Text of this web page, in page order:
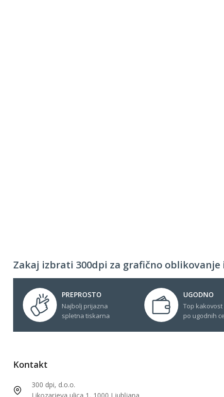
Zakaj izbrati 300dpi za grafično oblikovanje
PREPROSTO
Najbolj prijazna
spletna tiskarna
UGODNO
Top kakovost
po ugodnih
Kontakt
300 dpi, d.o.o.
Likozarjeva ulica 1, 1000 Ljubljana